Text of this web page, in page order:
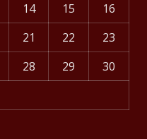
14 15
16
21 22
23
28 29
30